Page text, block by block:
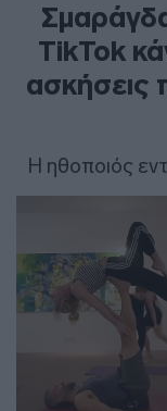
TikTok
ασκήσεις
Η ηθοποιός